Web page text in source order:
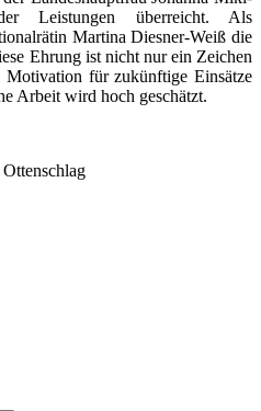
Leistungen überreicht. Als
Martina Diesner-Weiß die
Ehrung ist nicht nur ein Zeichen
Motivation für zukünftige Einsätze
Arbeit wird hoch geschätzt.